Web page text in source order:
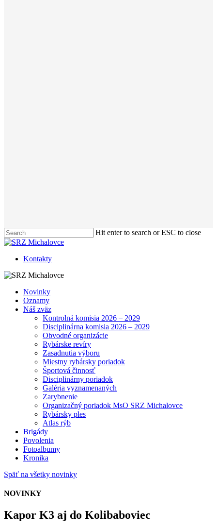
Hit enter to search or ESC to close
Close
Kontakty
Menu
Novinky
Oznamy
Náš zväz
Kontrolná komisia 2026 – 2029
Disciplinárna komisia 2026 – 2029
Obvodné organizácie
Rybárske revíry
Zasadnutia výboru
Miestny rybársky poriadok
Športová činnosť
Disciplinárny poriadok
Galéria vyznamenaných
Zarybnenie
Organizačný poriadok MsO SRZ Michalovce
Rybársky ples
Atlas rýb
Brigády
Povolenia
Fotoalbumy
Kronika
Späť na všetky novinky
NOVINKY
Kapor K3 aj do Kolibaboviec